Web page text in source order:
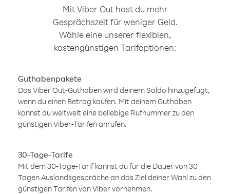
Mit Viber Out hast du mehr
Gesprächszeit für weniger Geld.
Wähle eine unserer flexiblen,
kostengünstigen Tarifoptionen:
Guthabenpakete
Das Viber Out-Guthaben wird deinem Saldo hinzugefügt,
wenn du einen Betrag kaufen. Mit deinem Guthaben
kannst du weltweit eine beliebige Rufnummer zu den
günstigen Viber-Tarifen anrufen.
30-Tage-Tarife
Mit dem 30-Tage-Tarif kannst du für die Dauer von 30
Tagen Auslandsgespräche an das Ziel deiner Wahl zu den
günstigen Tarifen von Viber vornehmen.